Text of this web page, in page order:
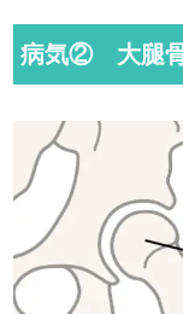
病気② 大腿